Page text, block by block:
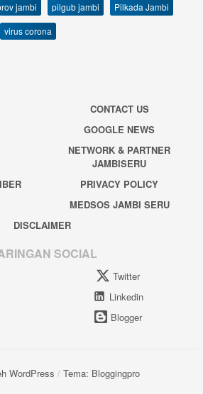
jambi pilgub jambi
Pilkada Jambi
virus corona
CONTACT US
GOOGLE NEWS
NETWORK & PARTNER
JAMBISERU
PRIVACY POLICY
MEDSOS JAMBI SERU
DISCLAIMER
SOCIAL
Twitter
Linkedin
Blogger
WordPress / Tema: Bloggingpro